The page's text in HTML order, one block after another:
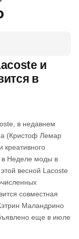
и
в
в недавнем
(Кристоф Лемар
креативного
в Неделе моды в
весной Lacoste
совместная
Маландрино
еще в июле